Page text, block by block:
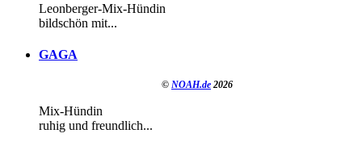
Leonberger-Mix-Hündin
bildschön mit...
GAGA
© NOAH.de 2026
Mix-Hündin
ruhig und freundlich...